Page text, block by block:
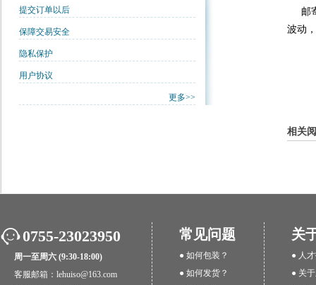
提交订单以后
保障交易安全
隐私保护
用户协议
更多>>
邮寄
波动
相关
0755-23023950
周一至周六 (9:30-18:00)
客服邮箱：lehuiso@163.com
常见问题
● 如何包装？
● 如何发货？
关
● 人
● 关